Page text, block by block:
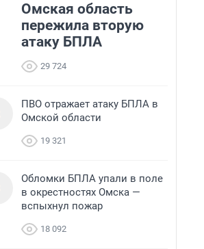
Омская область
пережила вторую
атаку БПЛА
29 724
ПВО отражает атаку БПЛА в
Омской области
19 321
Обломки БПЛА упали в поле
в окрестностях Омска —
вспыхнул пожар
18 092